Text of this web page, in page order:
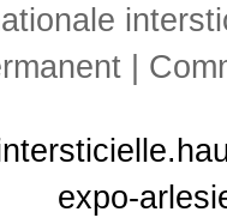
expo-